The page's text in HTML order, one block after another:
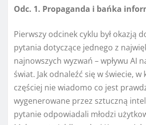
Odc. 1. Propaganda i bańka
Pierwszy odcinek cyklu był okazją
pytania dotyczące jednego z
najnowszych wyzwań – wpływu AI
świat. Jak odnaleźć się w świecie,
częściej nie wiadomo co jest
wygenerowane przez sztuczną
pytanie odpowiadali młodzi